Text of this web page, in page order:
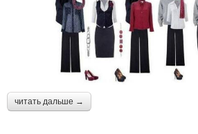
читать дальше →